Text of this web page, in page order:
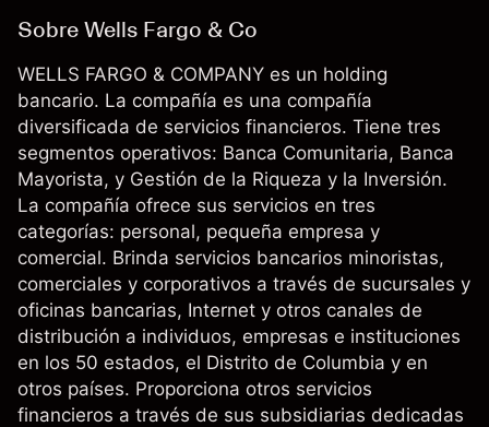
Sobre Wells Fargo & Co
WELLS FARGO & COMPANY es un holding
bancario. La compañía es una compañía
diversificada de servicios financieros. Tiene tres
segmentos operativos: Banca Comunitaria, Banca
Mayorista, y Gestión de la Riqueza y la Inversión.
La compañía ofrece sus servicios en tres
categorías: personal, pequeña empresa y
comercial. Brinda servicios bancarios minoristas,
comerciales y corporativos a través de sucursales y
oficinas bancarias, Internet y otros canales de
distribución a individuos, empresas e instituciones
en los 50 estados, el Distrito de Columbia y en
otros países. Proporciona otros servicios
financieros a través de sus subsidiarias dedicadas